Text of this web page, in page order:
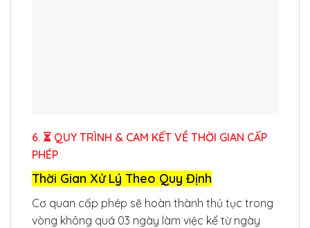
6. ⏳ QUY TRÌNH & CAM KẾT VỀ THỜI GIAN CẤP
PHÉP
Thời Gian Xử Lý Theo Quy Định
Cơ quan cấp phép sẽ hoàn thành thủ tục trong
vòng không quá 03 ngày làm việc kể từ ngày